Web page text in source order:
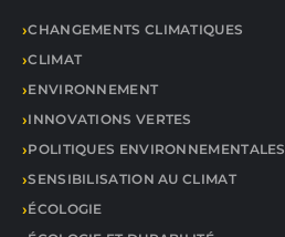
CHANGEMENTS CLIMATIQUES
CLIMAT
ENVIRONNEMENT
INNOVATIONS VERTES
POLITIQUES ENVIRONNEMENTALES
SENSIBILISATION AU CLIMAT
ÉCOLOGIE